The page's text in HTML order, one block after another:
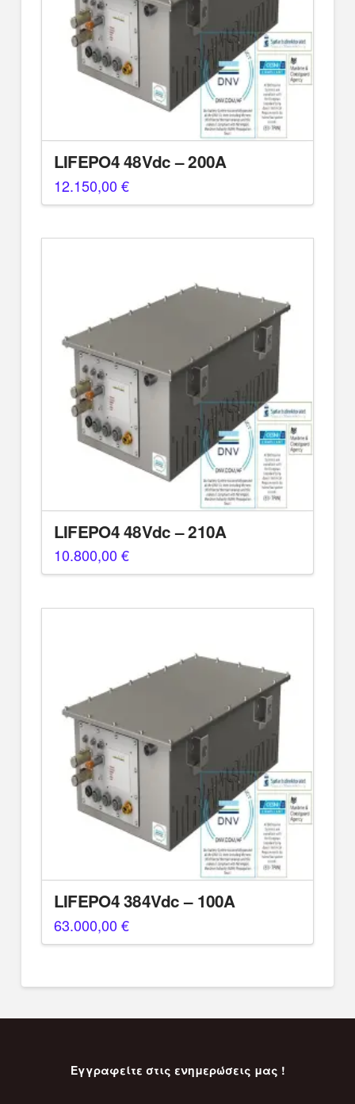
LIFEPO4 48Vdc – 200A
12.150,00€
LIFEPO4 48Vdc – 210A
10.800,00€
LIFEPO4 384Vdc – 100A
63.000,00€
Εγγραφείτε στις ενημερώσεις μας !